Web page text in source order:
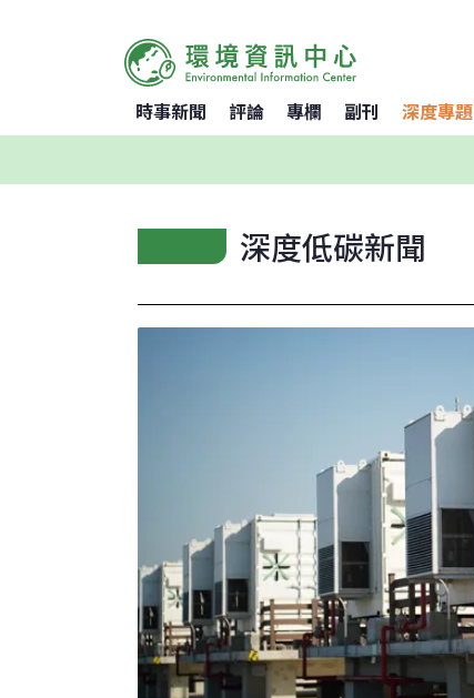
時事新聞 評論 專欄 副刊 深度專題
深度低碳新聞